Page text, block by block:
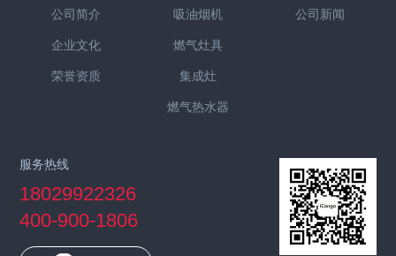
公司简介
企业文化
荣誉资质
吸油烟机
燃气灶具
集成灶
燃气热水器
公司新闻
服务热线
18029922326
400-900-1806